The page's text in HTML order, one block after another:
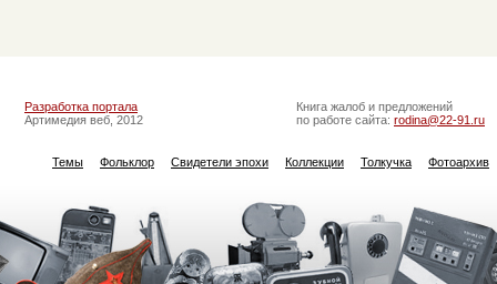
Разработка портала
Артимедия веб, 2012
Книга жалоб и предложений
по работе сайта: rodina@22-91.ru
Темы Фольклор Свидетели эпохи Коллекции Толкучка Фотоархив